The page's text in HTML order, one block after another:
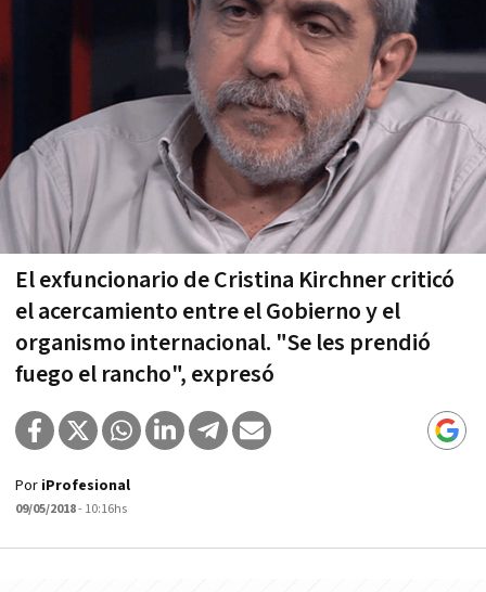
El exfuncionario de Cristina Kirchner criticó
el acercamiento entre el Gobierno y el
organismo internacional. "Se les prendió
fuego el rancho", expresó
Por iProfesional
09/05/2018- 10:16hs